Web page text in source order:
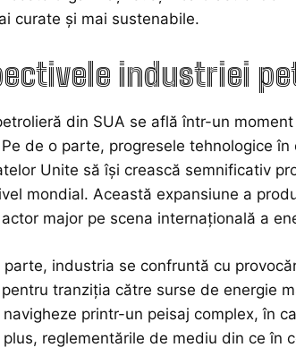
curate și mai sustenabile.
industriei
din SUA se află într-un
de o parte, progresele tehnologice
Unite să își crească semnificativ
mondial. Această expansiune a
major pe scena internațională a
parte, industria se confruntă cu
tranziția către surse de energie
printr-un peisaj complex, în
plus, reglementările de mediu din ce în